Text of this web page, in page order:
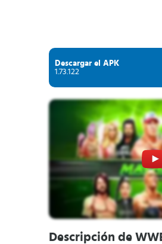
Descargar el APK
1.73.122
Descripción de